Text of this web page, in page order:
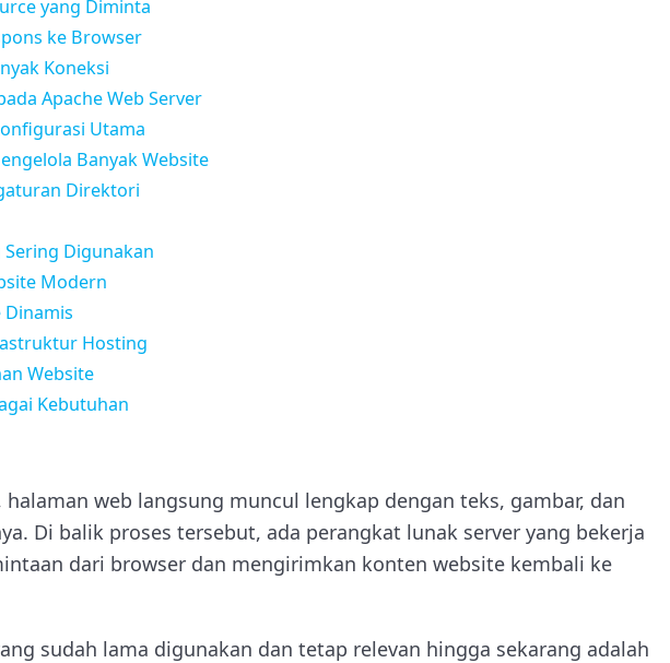
yang Diminta
ke Browser
Koneksi
Apache Web Server
Utama
Banyak Website
Direktori
Digunakan
Modern
Hosting
Website
Kebutuhan
web langsung muncul lengkap dengan teks, gambar, dan
Di balik proses tersebut, ada perangkat lunak server yang bekerja
dari browser dan mengirimkan konten website kembali ke
sudah lama digunakan dan tetap relevan hingga sekarang adalah